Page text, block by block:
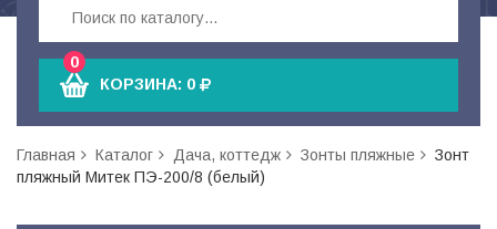
0
КОРЗИНА: 0
Главная Каталог Дача, коттедж Зонты пляжные
Зонт
пляжный Митек ПЭ-200/8 (белый)